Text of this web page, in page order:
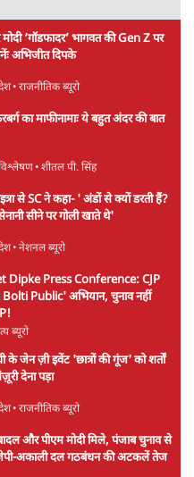
‘गॉडफादर’ भागवत की Gen Z पर
अभिजीत दिपके
• राजनीतिक ब्यूरो
का माफीनामाः ये बहुत अंदर की बात
• शीतल पी. सिंह
से SC ने कहा- ' अंडों से क्यों डरती हैं?
सीने पर गोली खाते थे'
• नेशनल ब्यूरो
Dipke Press Conference: CJP
Public' अभियान, चुनाव नहीं
ब्यूरो
के जेन ज़ी इवेंट 'छात्रों की गूंज' को शर्तों
देना पड़ा
• राजनीतिक ब्यूरो
और पीएम मोदी मिले, पंजाब चुनाव से
अकाली दल गठबंधन की अटकलें तेज